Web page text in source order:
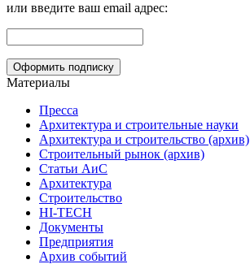
или введите ваш email адрес:
Материалы
Пресса
Архитектура и строительные науки
Архитектура и строительство (архив)
Строительный рынок (архив)
Статьи АиС
Архитектура
Строительство
HI-TECH
Документы
Предприятия
Архив событий